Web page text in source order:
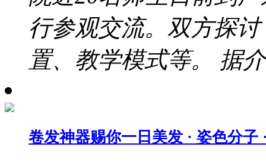
行参观交流。双方探
置、教学模式等。 据
卷发神器赐你一日美发 · 姿色分子